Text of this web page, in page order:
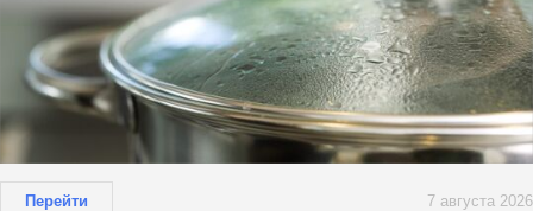
Перейти 7 августа 2026